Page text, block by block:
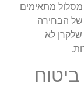
מסלול מתאימים
של הבחירה
שלקרן לא